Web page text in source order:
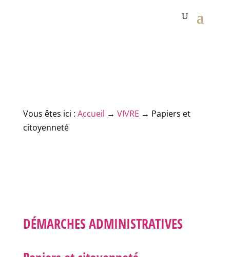
Vous êtes ici : Accueil → VIVRE → Papiers et
citoyenneté
DÉMARCHES ADMINISTRATIVES